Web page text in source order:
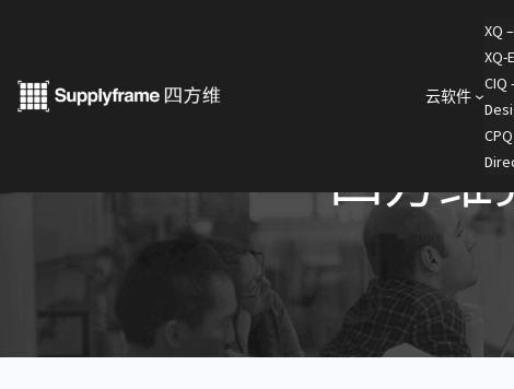
云软件
XQ
XQ-
CIQ
< 公司新闻
四方维